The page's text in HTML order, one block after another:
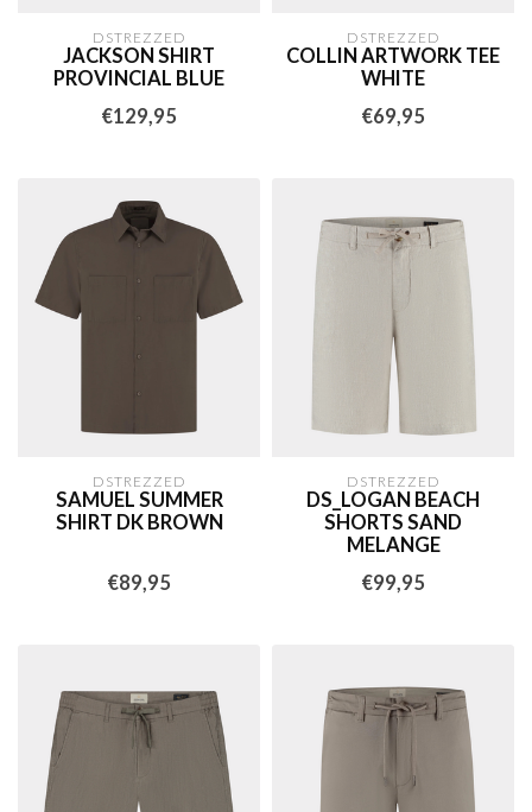
DSTREZZED
JACKSON SHIRT
PROVINCIAL BLUE
€129,95
DSTREZZED
COLLIN ARTWORK TEE
WHITE
€69,95
DSTREZZED
SAMUEL SUMMER
SHIRT DK BROWN
€89,95
DSTREZZED
DS_LOGAN BEACH
SHORTS SAND
MELANGE
€99,95